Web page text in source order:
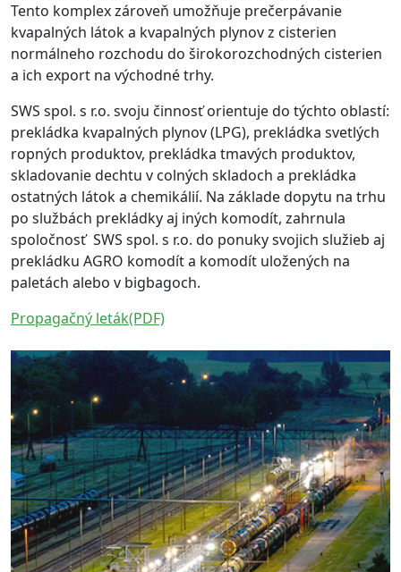
Tento komplex zároveň umožňuje prečerpávanie
kvapalných látok a kvapalných plynov z cisterien
normálneho rozchodu do širokorozchodných cisterien
a ich export na východné trhy.
SWS spol. s r.o. svoju činnosť orientuje do týchto oblastí:
prekládka kvapalných plynov (LPG), prekládka svetlých
ropných produktov, prekládka tmavých produktov,
skladovanie dechtu v colných skladoch a prekládka
ostatných látok a chemikálií. Na základe dopytu na trhu
po službách prekládky aj iných komodít, zahrnula
spoločnosť SWS spol. s r.o. do ponuky svojich služieb aj
prekládku AGRO komodít a komodít uložených na
paletách alebo v bigbagoch.
Propagačný leták(PDF)